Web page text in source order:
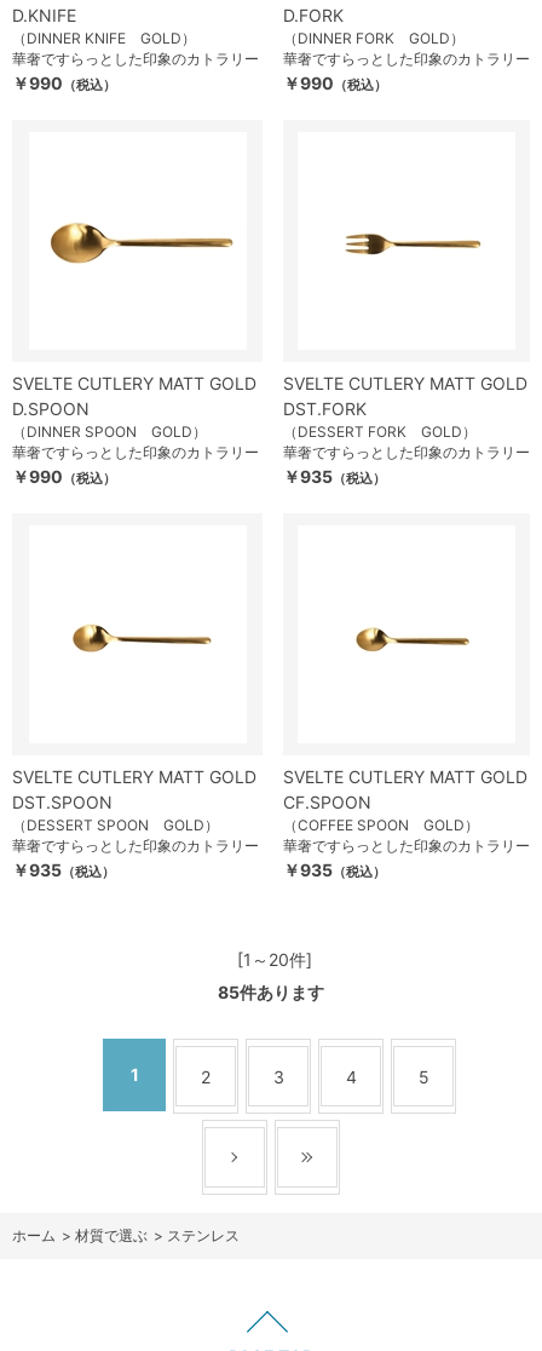
D.KNIFE
（DINNER KNIFE GOLD）
華奢ですらっとした印象のカトラリー
￥990 （税込）
D.FORK
（DINNER FORK GOLD）
華奢ですらっとした印象のカトラリー
￥990 （税込）
SVELTE CUTLERY MATT GOLD
D.SPOON
（DINNER SPOON GOLD）
華奢ですらっとした印象のカトラリー
￥990 （税込）
SVELTE CUTLERY MATT GOLD
DST.FORK
（DESSERT FORK GOLD）
華奢ですらっとした印象のカトラリー
￥935 （税込）
SVELTE CUTLERY MATT GOLD
DST.SPOON
（DESSERT SPOON GOLD）
華奢ですらっとした印象のカトラリー
￥935 （税込）
SVELTE CUTLERY MATT GOLD
CF.SPOON
（COFFEE SPOON GOLD）
華奢ですらっとした印象のカトラリー
￥935 （税込）
[1～20件]
85件あります
1 2 3 4 5
ホーム > 材質で選ぶ > ステンレス